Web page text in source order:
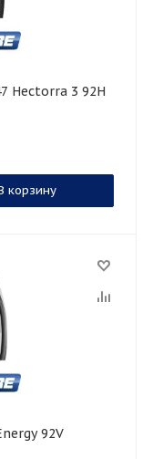
47 Hectorra 3 92H
корзину
Energy 92V